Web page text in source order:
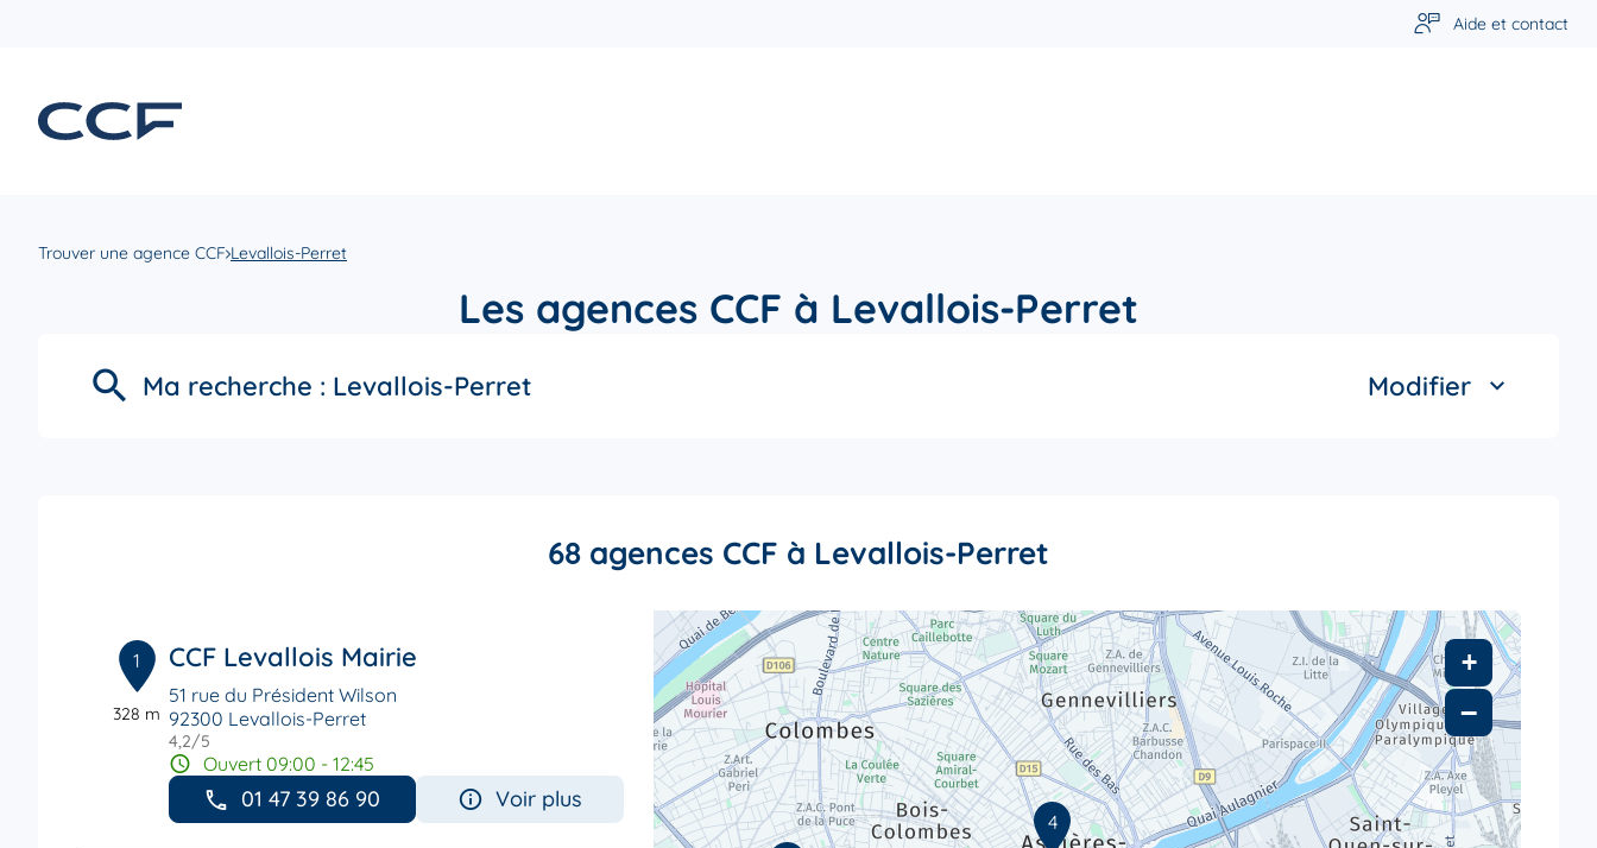
Aide et contact
Trouver une agence CCF Levallois-Perret
Les agences CCF à Levallois-Perret
Ma recherche : Levallois-Perret Modifier
68 agences CCF à Levallois-Perret
1
328 m
CCF Levallois Mairie
51 rue du Président Wilson
92300 Levallois-Perret
4,2/5
Ouvert 09:00 - 12:45
01 47 39 86 90 Voir plus
4
+
−